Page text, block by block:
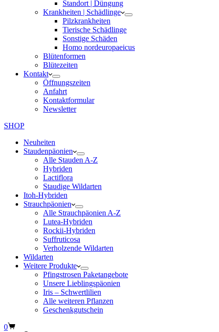
Standort | Düngung
Krankheiten | Schädlinge
Pilzkrankheiten
Tierische Schädlinge
Sonstige Schäden
Homo nordeuropaeicus
Blütenformen
Blütezeiten
Kontakt
Öffnungszeiten
Anfahrt
Kontaktformular
Newsletter
SHOP
Neuheiten
Staudenpäonien
Alle Stauden A-Z
Hybriden
Lactiflora
Staudige Wildarten
Itoh-Hybriden
Strauchpäonien
Alle Strauchpäonien A-Z
Lutea-Hybriden
Rockii-Hybriden
Suffruticosa
Verholzende Wildarten
Wildarten
Weitere Produkte
Pfingstrosen Paketangebote
Unsere Lieblingspäonien
Iris – Schwertlilien
Alle weiteren Pflanzen
Geschenkgutschein
Warenkorb
0